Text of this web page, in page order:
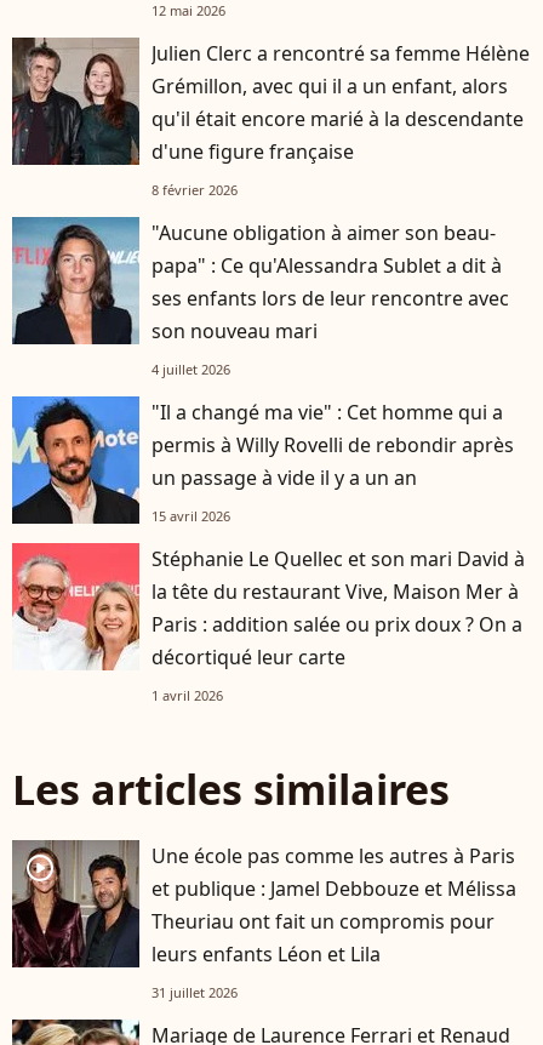
12 mai 2026
Julien Clerc a rencontré sa femme Hélène
Grémillon, avec qui il a un enfant, alors
qu'il était encore marié à la descendante
d'une figure française
8 février 2026
"Aucune obligation à aimer son beau-
papa" : Ce qu'Alessandra Sublet a dit à
ses enfants lors de leur rencontre avec
son nouveau mari
4 juillet 2026
"Il a changé ma vie" : Cet homme qui a
permis à Willy Rovelli de rebondir après
un passage à vide il y a un an
15 avril 2026
Stéphanie Le Quellec et son mari David à
la tête du restaurant Vive, Maison Mer à
Paris : addition salée ou prix doux ? On a
décortiqué leur carte
1 avril 2026
Les articles similaires
player2
Une école pas comme les autres à Paris
et publique : Jamel Debbouze et Mélissa
Theuriau ont fait un compromis pour
leurs enfants Léon et Lila
31 juillet 2026
Mariage de Laurence Ferrari et Renaud